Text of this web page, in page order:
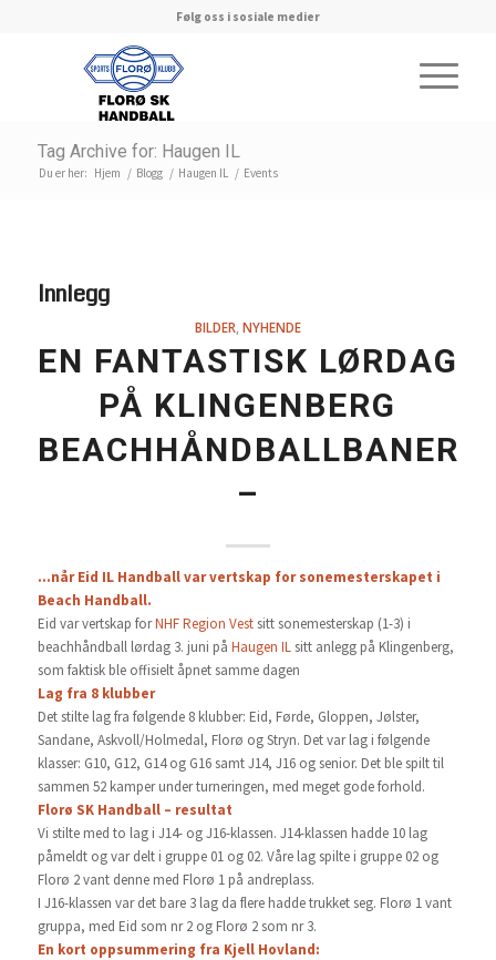
Følg oss i sosiale medier
Tag Archive for: Haugen IL
Du er her: Hjem / Blogg / Haugen IL / Events
Innlegg
BILDER NYHENDE
EN FANTASTISK LØRDAG
PÅ KLINGENBERG
BEACHHÅNDBALLBANER…
–
…når Eid IL Handball var vertskap for sonemesterskapet i
Beach Handball.
Eid var vertskap forNHF Region Vestsitt sonemesterskap (1-3) i
beachhåndball lørdag 3. juni på Haugen ILsitt anlegg på Klingenberg,
som faktisk ble offisielt åpnet samme dagen
Lag fra 8 klubber
Det stilte lag fra følgende 8 klubber: Eid, Førde, Gloppen, Jølster,
Sandane, Askvoll/Holmedal, Florø og Stryn. Det var lag i følgende
klasser: G10, G12, G14 og G16 samt J14, J16 og senior. Det ble spilt til
sammen 52 kamper under turneringen, med meget gode forhold.
Florø SK Handball – resultat
Vi stilte med to lag i J14- og J16-klassen. J14-klassen hadde 10 lag
påmeldt og var delt i gruppe 01 og 02. Våre lag spilte i gruppe 02 og
Florø 2 vant denne med Florø 1 på andreplass.
I J16-klassen var det bare 3 lag da flere hadde trukket seg. Florø 1 vant
gruppa, med Eid som nr 2 og Florø 2 som nr 3.
En kort oppsummering fra Kjell Hovland: